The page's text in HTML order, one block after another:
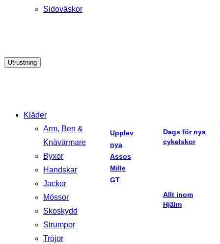
Sidoväskor
Utrustning
Kläder
Arm, Ben &
Knävärmare
Byxor
Handskar
Jackor
Mössor
Skoskydd
Strumpor
Tröjor
Upplev
nya
Assos
Mille
GT
Dags för nya
cykelskor
Allt inom
Hjälm